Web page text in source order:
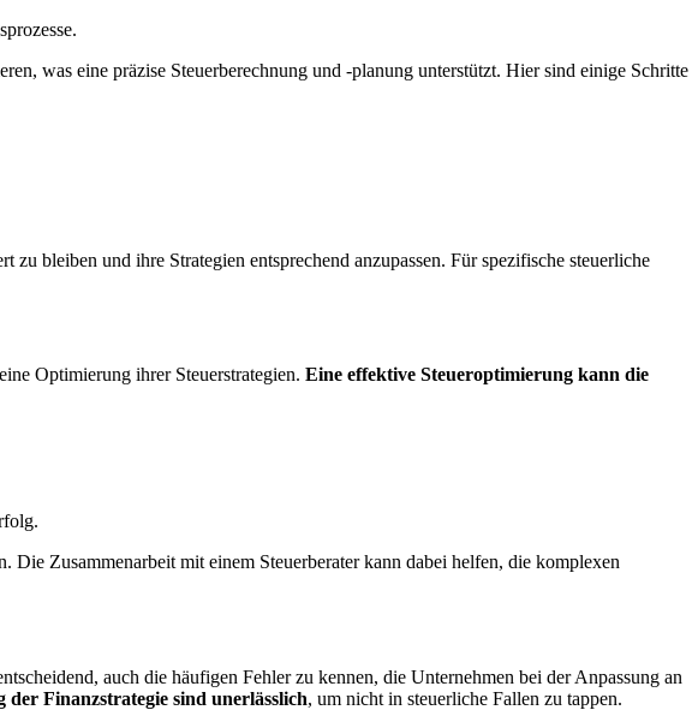
was eine präzise Steuerberechnung und -planung unterstützt. Hier sind einige Schritte
bleiben und ihre Strategien entsprechend anzupassen. Für spezifische steuerliche
Optimierung ihrer Steuerstrategien. Eine effektive Steueroptimierung kann die
Die Zusammenarbeit mit einem Steuerberater kann dabei helfen, die komplexen
auch die häufigen Fehler zu kennen, die Unternehmen bei der Anpassung an
Finanzstrategie sind unerlässlich, um nicht in steuerliche Fallen zu tappen.